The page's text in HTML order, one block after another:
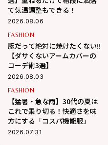
て気温調整もできる！
2026.08.06
FASHION
腕だって絶対に焼けたくない!!
【ダサくないアームカバーの
コーデ術3選】
2026.08.03
FASHION
【猛暑・急な雨】30代の夏は
これで乗り切る！快適さを味
方にする「コスパ機能服」
2026.07.31